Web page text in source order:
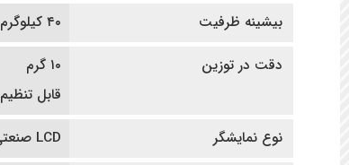
بیشینه ظرفیت
۴۰ کیلوگرم
دقت در توزین
۱۰ گرم
قابل تنظیم 1، 2، 5
نوع نمایشگر
LCD صنعتی دو طرفه